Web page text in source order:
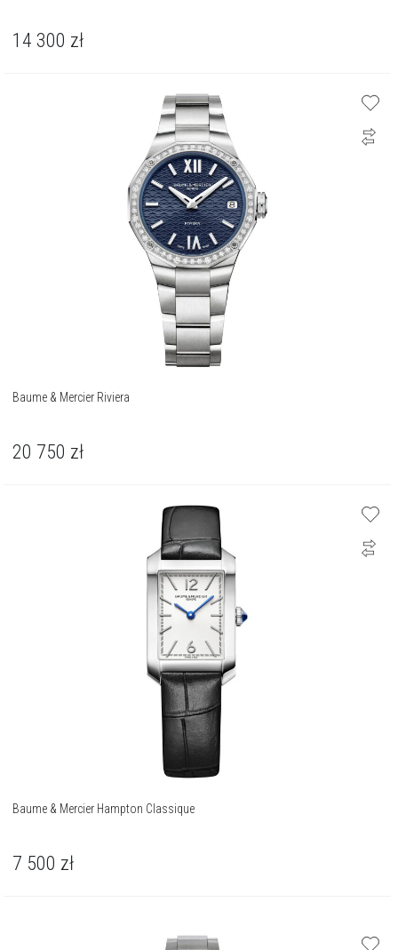
14 300 zł
Baume & Mercier Riviera
20 750 zł
Baume & Mercier Hampton Classique
7 500 zł